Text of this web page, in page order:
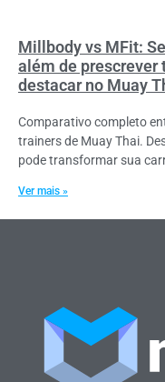
Millbody vs MFit:
além de prescrever
destacar no Muay
Comparativo completo
trainers de Muay Thai.
pode transformar sua
Ver mais »